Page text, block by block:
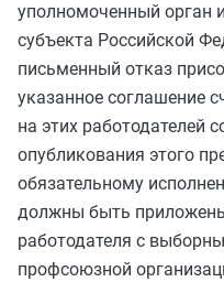
уполномоченный орган
субъекта Российской
письменный отказ
указанное соглашение
на этих работодателей
опубликования этого
обязательному
должны быть
работодателя с
профсоюзной